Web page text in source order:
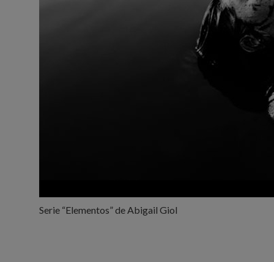
Serie “Elementos” de Abigail Giol